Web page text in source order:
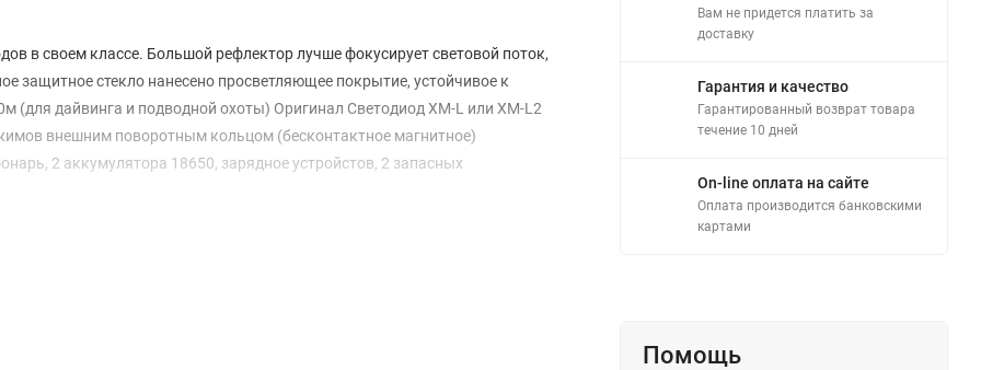
в своем классе. Большой рефлектор лучше фокусирует световой поток,
защитное стекло нанесено просветляющее покрытие, устойчивое к
(для дайвинга и подводной охоты) Оригинал Светодиод XM-L или ХM-L2
внешним поворотным кольцом (бесконтактное магнитное)
2 аккумулятора 18650, зарядное устройстов, 2 запасных
Вам не придется платить за
доставку
Гарантия и качество
Гарантированный возврат товара
течение 10 дней
On-line оплата на сайте
Оплата производится банковскими
картами
Помощь